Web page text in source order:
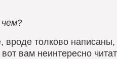
?
вроде толково написаны,
вам неинтересно